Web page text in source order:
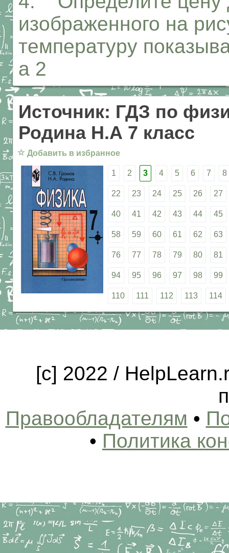
изображенного на
температуру
а 2
Источник: ГДЗ по
Родина Н.А 7 класс
☆ Добавить в избранное
1 2 3 4 5 6 7 8
22 23 24 25 26 27
40 41 42 43 44 45
58 59 60 61 62 63
76 77 78 79 80 81
94 95 96 97 98 99
110 111 112 113 114
[c] 2022 /
Правообладателям •
• Политика